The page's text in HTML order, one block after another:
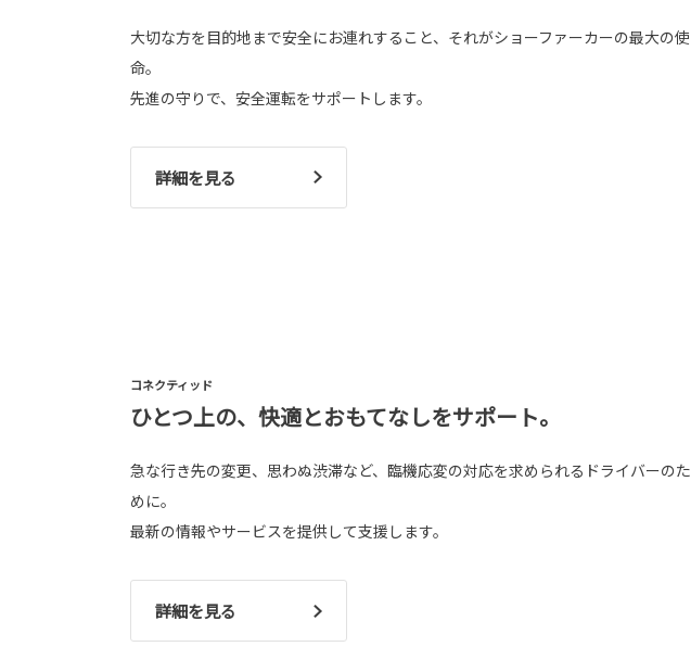
大切な方を目的地まで安全にお連れすること、それがショーファーカーの最大の使
命。
先進の守りで、安全運転をサポートします。
詳細を見る
コネクティッド
ひとつ上の、快適とおもてなしをサポート。
急な行き先の変更、思わぬ渋滞など、臨機応変の対応を求められるドライバーのた
めに。
最新の情報やサービスを提供して支援します。
詳細を見る